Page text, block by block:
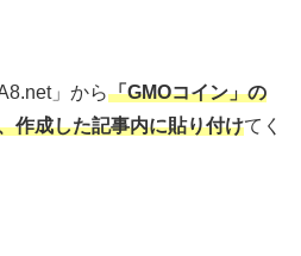
」から「GMOコイン」の
作成した記事内に貼り付けてく